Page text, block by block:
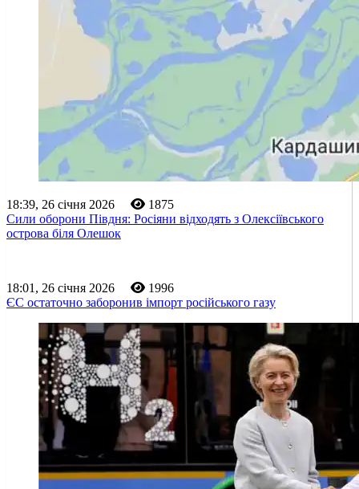
18:39, 26 січня 2026
1875
Сили оборони Півдня: Росіяни відходять з Олексіївського
острова біля Олешок
18:01, 26 січня 2026
1996
ЄС остаточно заборонив імпорт російського газу